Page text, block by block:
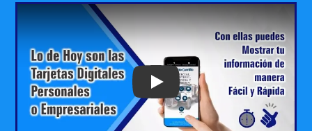
Play: Keynote (Google I/O '18)